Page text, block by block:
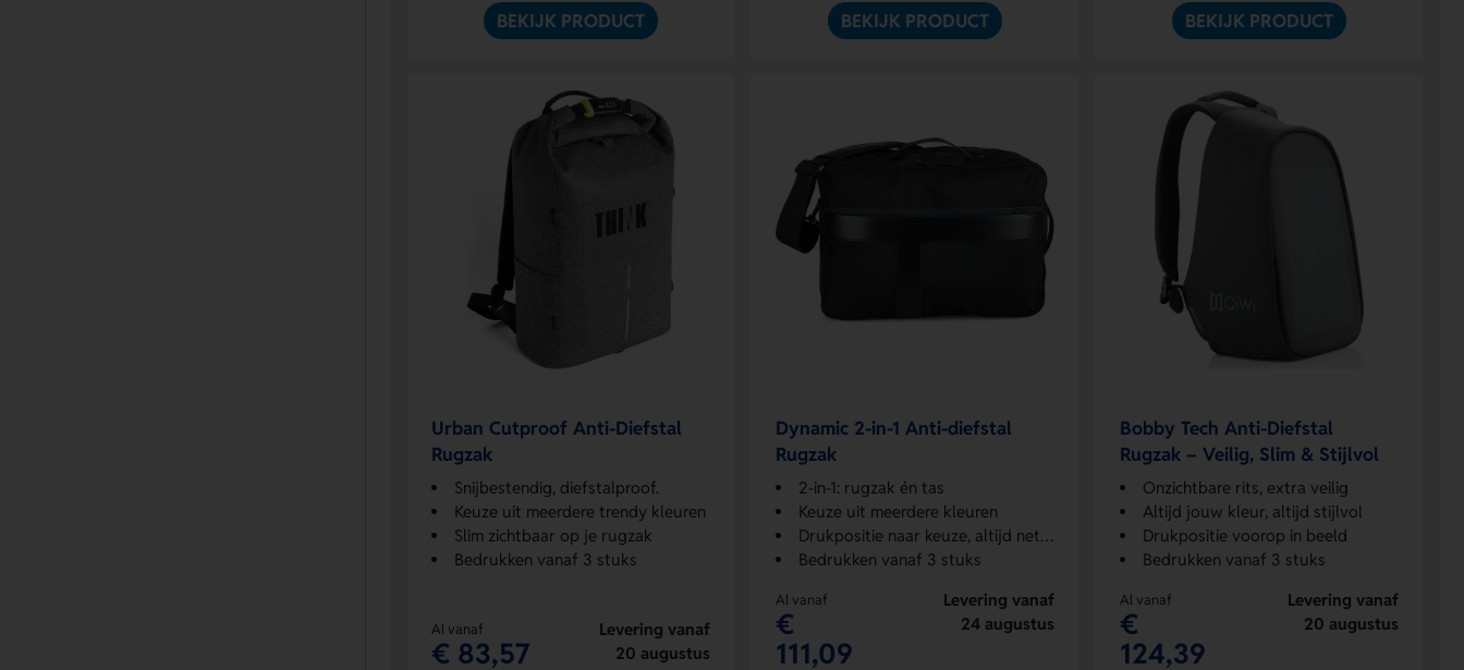
BEKIJK PRODUCT BEKIJK PRODUCT BEKIJK PRODUCT
Urban Cutproof Anti-Diefstal
Rugzak
Snijbestendig, diefstalproof.
Keuze uit meerdere trendy kleuren
Slim zichtbaar op je rugzak
Bedrukken vanaf 3 stuks
Al vanaf
€ 83,57
Levering vanaf
20 augustus
Dynamic 2-in-1 Anti-diefstal
Rugzak
2-in-1: rugzak én tas
Keuze uit meerdere kleuren
Drukpositie naar keuze, altijd netjes.
Bedrukken vanaf 3 stuks
Al vanaf
€
111,09
Levering vanaf
24 augustus
Bobby Tech Anti-Diefstal
Rugzak – Veilig, Slim & Stijlvol
Onzichtbare rits, extra veilig
Altijd jouw kleur, altijd stijlvol
Drukpositie voorop in beeld
Bedrukken vanaf 3 stuks
Al vanaf
€
124,39
Levering vanaf
20 augustus